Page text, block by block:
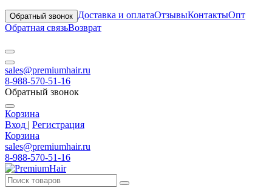
Обратный звонок Доставка и оплатаОтзывыКонтактыОпт
Обратная связьВозврат
sales@premiumhair.ru
8-988-570-51-16
Обратный звонок
Корзина
Вход | Регистрация
Корзина
sales@premiumhair.ru
8-988-570-51-16